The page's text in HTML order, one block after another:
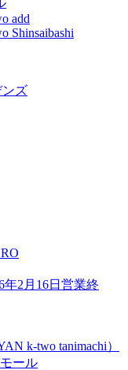
add
Shinsaibashi
ンズ
2月16日営業終
k-two tanimachi）
ール